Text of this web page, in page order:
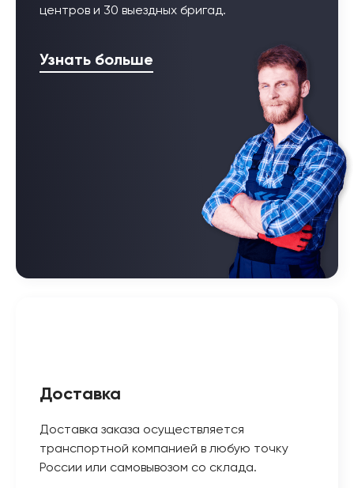
центров и 30 выездных бригад.
Узнать больше
Доставка
Доставка заказа осуществляется
транспортной компанией в любую точку
России или самовывозом со склада.